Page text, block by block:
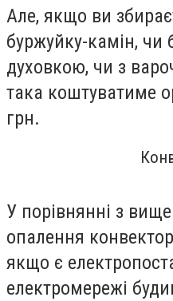
Але, якщо ви
буржуйку-камін, чи
духовкою, чи з
така коштуватиме
грн.
У порівнянні з
опалення
якщо є
електромережі